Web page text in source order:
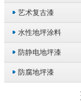
艺术复古漆
水性地坪涂料
防静电地坪漆
防腐地坪漆